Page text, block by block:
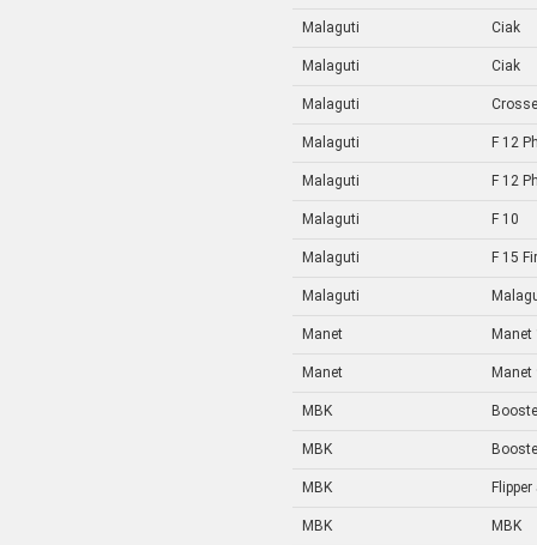
Malaguti Ciak
Malaguti Ciak
Malaguti
Malaguti F 12
Malaguti F 12
Malaguti F 10
Malaguti F 15
Malaguti
Manet Manet
Manet Manet
MBK
MBK
MBK Flipper
MBK MBK